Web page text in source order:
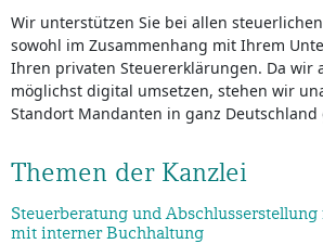
Wir unterstützen Sie bei allen
sowohl im Zusammenhang mit Ihrem
Ihren privaten Steuererklärungen. Da wir
möglichst digital umsetzen, stehen wir
Standort Mandanten in ganz Deutschland
Themen der Kanzlei
Steuerberatung und
mit interner Buchhaltung